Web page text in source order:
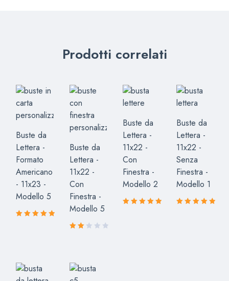
Prodotti correlati
Buste da
Lettera -
Formato
Americano
- 11x23 -
Modello 5
Buste da
Lettera -
11x22 -
Con
Finestra -
Modello 5
5
Buste da
Lettera -
11x22 -
Con
Finestra -
Modello 2
Buste da
Lettera -
11x22 -
Senza
Finestra -
Modello 1